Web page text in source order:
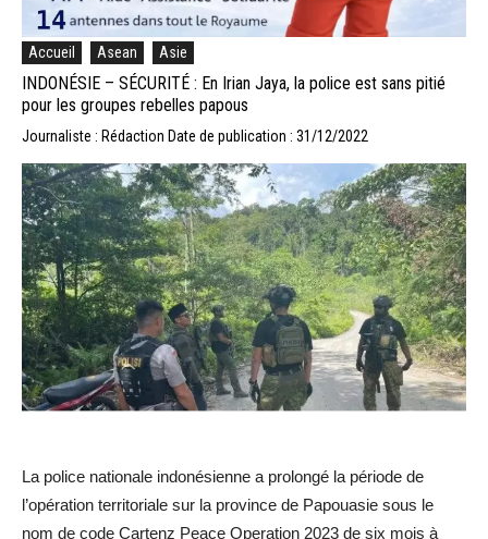
Accueil Asean Asie
INDONÉSIE – SÉCURITÉ : En Irian Jaya, la police est sans pitié
pour les groupes rebelles papous
Journaliste : Rédaction Date de publication : 31/12/2022
La police nationale indonésienne a prolongé la période de
l’opération territoriale sur la province de Papouasie sous le
nom de code Cartenz Peace Operation 2023 de six mois à